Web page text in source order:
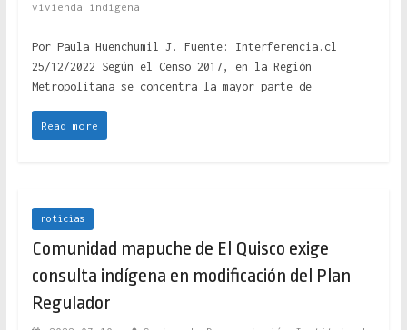
vivienda indigena
Por Paula Huenchumil J. Fuente: Interferencia.cl
25/12/2022 Según el Censo 2017, en la Región
Metropolitana se concentra la mayor parte de
Read more
noticias
Comunidad mapuche de El Quisco exige
consulta indígena en modificación del Plan
Regulador